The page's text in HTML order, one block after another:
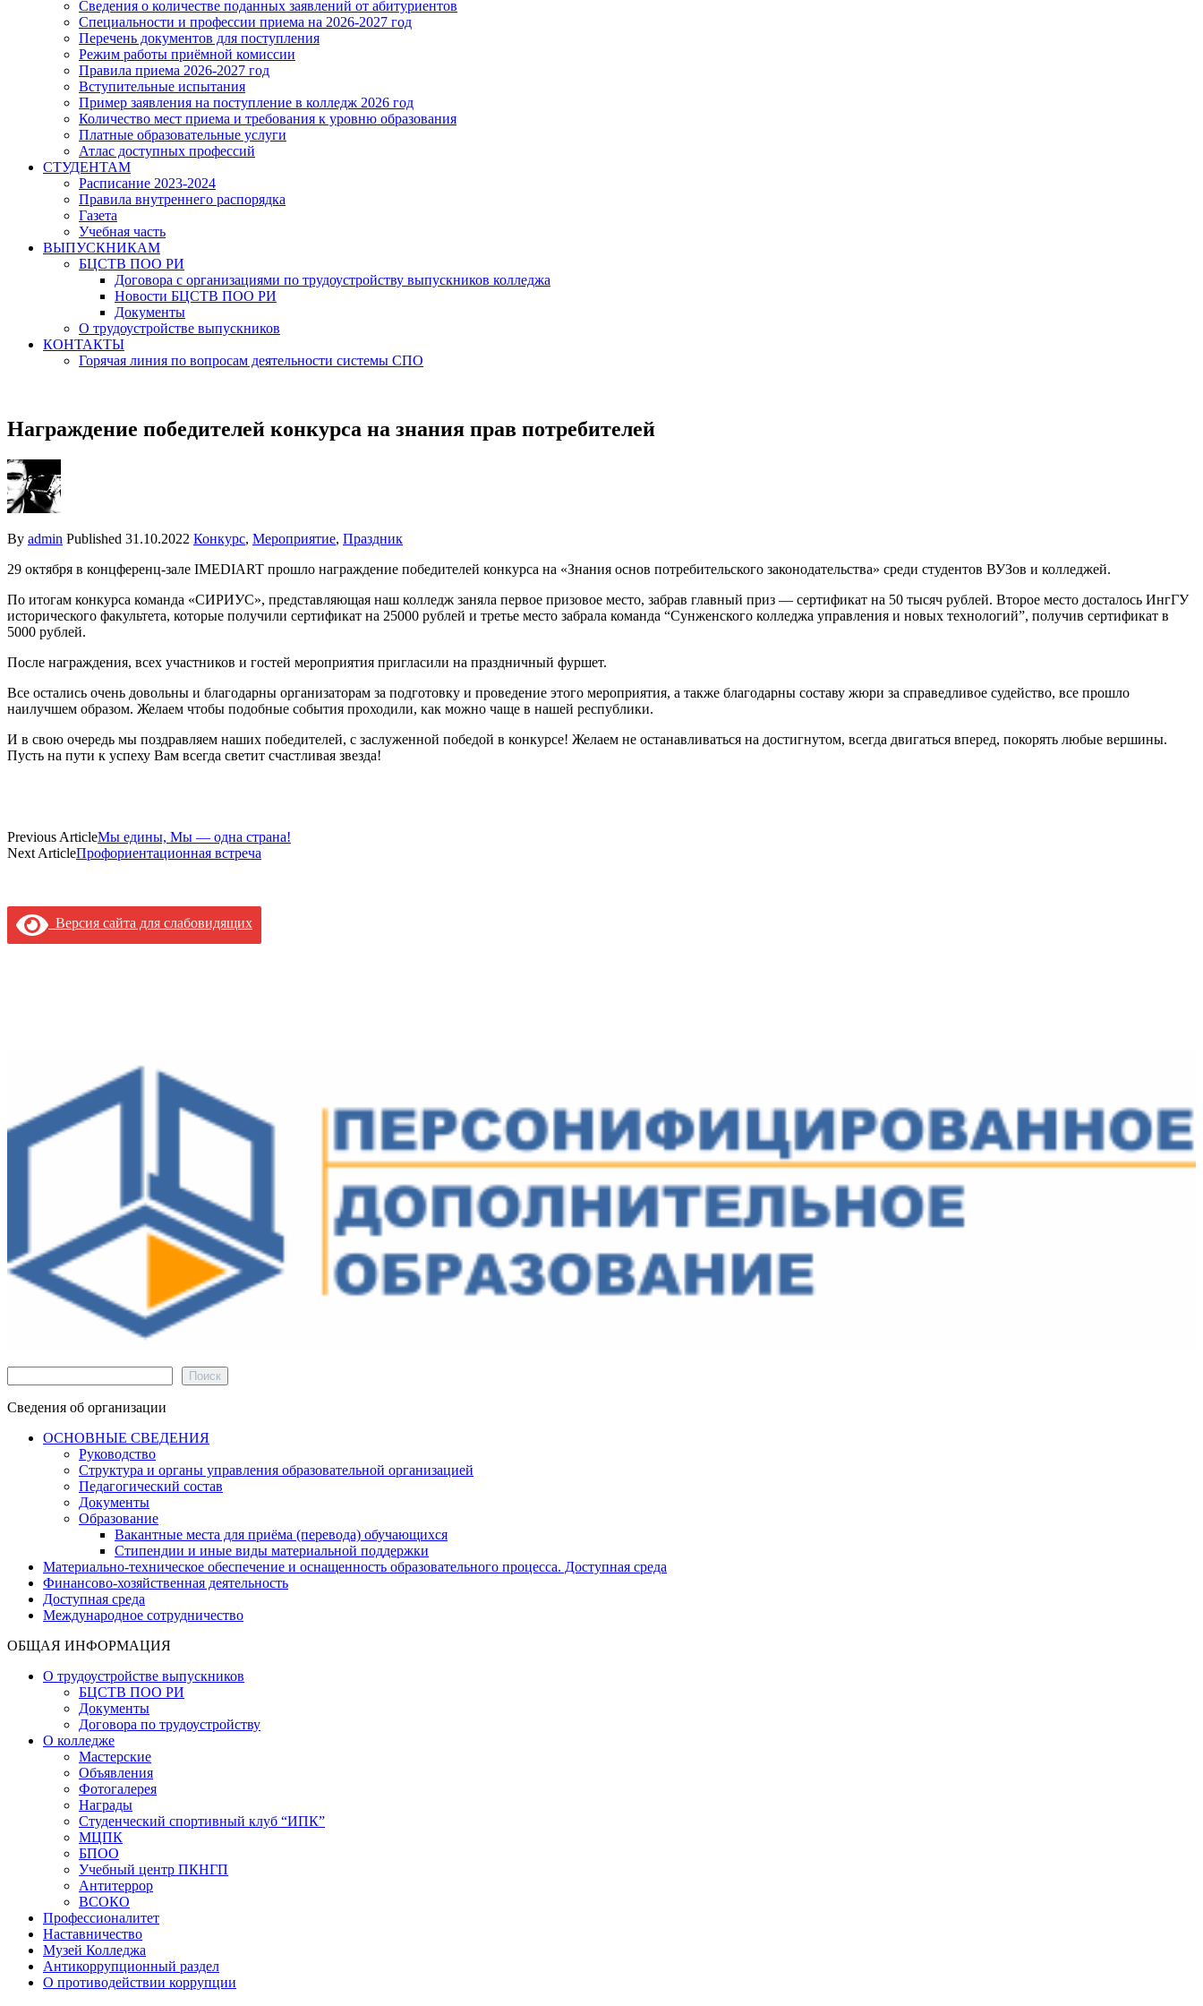
Сведения о количестве поданных заявлений от абитуриентов
Специальности и профессии приема на 2026-2027 год
Перечень документов для поступления
Режим работы приёмной комиссии
Правила приема 2026-2027 год
Вступительные испытания
Пример заявления на поступление в колледж 2026 год
Количество мест приема и требования к уровню образования
Платные образовательные услуги
Атлас доступных профессий
СТУДЕНТАМ
Расписание 2023-2024
Правила внутреннего распорядка
Газета
Учебная часть
ВЫПУСКНИКАМ
БЦСТВ ПОО РИ
Договора с организациями по трудоустройству выпускников колледжа
Новости БЦСТВ ПОО РИ
Документы
О трудоустройстве выпускников
КОНТАКТЫ
Горячая линия по вопросам деятельности системы СПО
Награждение победителей конкурса на знания прав потребителей
By admin Published 31.10.2022 Конкурс, Мероприятие, Праздник
29 октября в концференц-зале IMEDIART прошло награждение победителей конкурса на «Знания основ потребительского законодательства» среди студентов ВУЗов и колледжей.
По итогам конкурса команда «СИРИУС», представляющая наш колледж заняла первое призовое место, забрав главный приз — сертификат на 50 тысяч рублей. Второе место досталось ИнгГУ
исторического факультета, которые получили сертификат на 25000 рублей и третье место забрала команда “Сунженского колледжа управления и новых технологий”, получив сертификат в
5000 рублей.
После награждения, всех участников и гостей мероприятия пригласили на праздничный фуршет.
Все остались очень довольны и благодарны организаторам за подготовку и проведение этого мероприятия, а также благодарны составу жюри за справедливое судейство, все прошло
наилучшем образом. Желаем чтобы подобные события проходили, как можно чаще в нашей республики.
И в свою очередь мы поздравляем наших победителей, с заслуженной победой в конкурсе! Желаем не останавливаться на достигнутом, всегда двигаться вперед, покорять любые вершины.
Пусть на пути к успеху Вам всегда светит счастливая звезда!
Previous ArticleМы едины, Мы — одна страна!
Next ArticleПрофориентационная встреча
Версия сайта для слабовидящих
Поиск
Сведения об организации
ОСНОВНЫЕ СВЕДЕНИЯ
Руководство
Структура и органы управления образовательной организацией
Педагогический состав
Документы
Образование
Вакантные места для приёма (перевода) обучающихся
Стипендии и иные виды материальной поддержки
Материально-техническое обеспечение и оснащенность образовательного процесса. Доступная среда
Финансово-хозяйственная деятельность
Доступная среда
Международное сотрудничество
ОБЩАЯ ИНФОРМАЦИЯ
О трудоустройстве выпускников
БЦСТВ ПОО РИ
Документы
Договора по трудоустройству
О колледже
Мастерские
Объявления
Фотогалерея
Награды
Студенческий спортивный клуб “ИПК”
МЦПК
БПОО
Учебный центр ПКНГП
Антитеррор
ВСОКО
Профессионалитет
Наставничество
Музей Колледжа
Антикоррупционный раздел
О противодействии коррупции